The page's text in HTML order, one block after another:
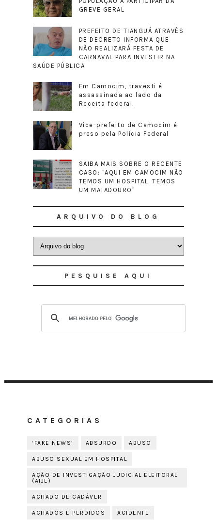
GREVE GERAL
PREFEITO DE TIANGUÁ ATRAVÉS
DE DECRETO INFORMA QUE
NÃO REALIZARÁ FESTA DE
CARNAVAL PARA INVESTIR NA
SAÚDE PÚBLICA
Em Camocim, travesti é
assassinada ao lado da
Receita federal.
Vice-prefeito de Camocim é
preso pela Polícia Federal
SAIBA MAIS SOBRE O RECENTE
CASO: "AQUI EM CAMOCIM NÃO
TEMOS UM HOSPITAL, TEMOS
UM MATADOURO"
ARQUIVO DO BLOG
PESQUISE AQUI
CATEGORIAS
‘FAKE NEWS’ ABSURDO ABUSO
ABUSO SEXUAL EM HOSPITAL
AÇÃO DE INVESTIGAÇÃO JUDICIAL ELEITORAL
(AIJE)
ACHADO DE CADÁVER
ACHADOS E PERDIDOS ACIDENTE